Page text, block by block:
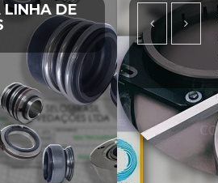
SERVIÇOS E
TÉCNICA:
QUALIDADE E
ALCANCE